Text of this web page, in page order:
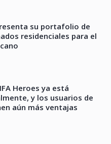
su portafolio de
residenciales para el
Heroes ya está
y los usuarios de
aún más ventajas